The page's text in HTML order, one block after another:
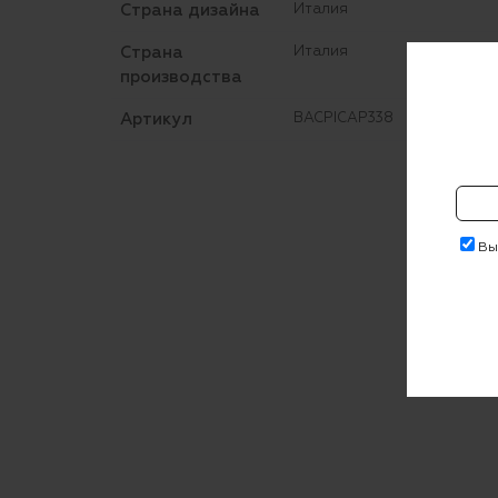
Страна дизайна Италия
Страна
производства
Италия
Артикул BACPICAP338